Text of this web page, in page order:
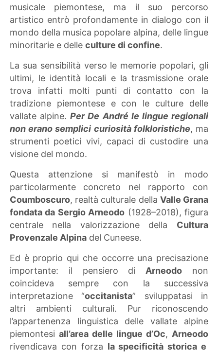
musicale piemontese, ma il suo percorso
artistico entrò profondamente in dialogo con il
mondo della musica popolare alpina, delle lingue
minoritarie e delleculture di confine.
La sua sensibilità verso le memorie popolari, gli
ultimi, le identità locali e la trasmissione orale
trova infatti molti punti di contatto con la
tradizione piemontese e con le culture delle
vallate alpine.Per De André le lingue regionali
non erano semplici curiosità folkloristiche, ma
strumenti poetici vivi, capaci di custodire una
visione del mondo.
Questa attenzione si manifestò in modo
particolarmente concreto nel rapporto con
Coumboscuro, realtà culturale della Valle Grana
fondata da Sergio Arneodo (1928–2018), figura
centrale nella valorizzazione della Cultura
Provenzale Alpina del Cuneese.
Ed è proprio qui che occorre una precisazione
importante: il pensiero di Arneodo non
coincideva sempre con la successiva
interpretazione “occitanista” sviluppatasi in
altri ambienti culturali. Pur riconoscendo
l’appartenenza linguistica delle vallate alpine
piemontesi all’area delle lingue d’Oc, Arneodo
rivendicava con forza la specificità storica e